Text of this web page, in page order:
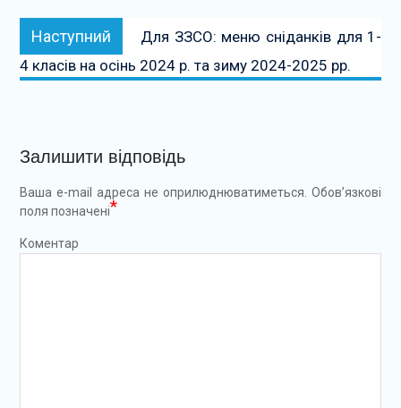
Наступний Наступний:
Для ЗЗСО: меню сніданків для 1-
4 класів на осінь 2024 р. та зиму 2024-2025 рр.
Залишити відповідь
Ваша e-mail адреса не оприлюднюватиметься. Обов’язкові
поля позначені*
Коментар